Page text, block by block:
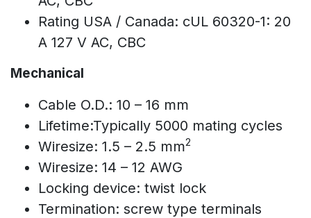
Rating USA / Canada: cUL 60320-1: 20
A 127 V AC, CBC
Mechanical
Cable O.D.: 10 – 16 mm
Lifetime:Typically 5000 mating cycles
Wiresize: 1.5 – 2.5 mm2
Wiresize: 14 – 12 AWG
Locking device: twist lock
Termination: screw type terminals